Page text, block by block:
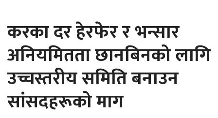
करका दर हेरफेर र भन्सार
अनियमितता छानबिनको लागि
उच्चस्तरीय समिति बनाउन
सांसदहरूको माग